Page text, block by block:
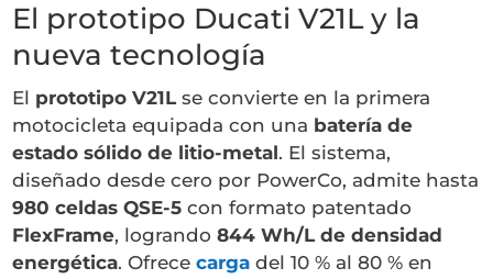
El prototipo Ducati V21L y la
nueva tecnología
El prototipo V21Lse convierte en la primera
motocicleta equipada con una batería de
estado sólido de litio-metal. El sistema,
diseñado desde cero por PowerCo, admite hasta
980 celdas QSE-5 con formato patentado
FlexFrame, logrando844 Wh/L de densidad
energética. Ofrececarga del 10 % al 80 % en